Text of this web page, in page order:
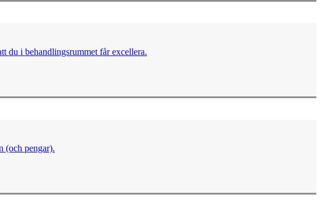
du i behandlingsrummet får excellera.
(och pengar).